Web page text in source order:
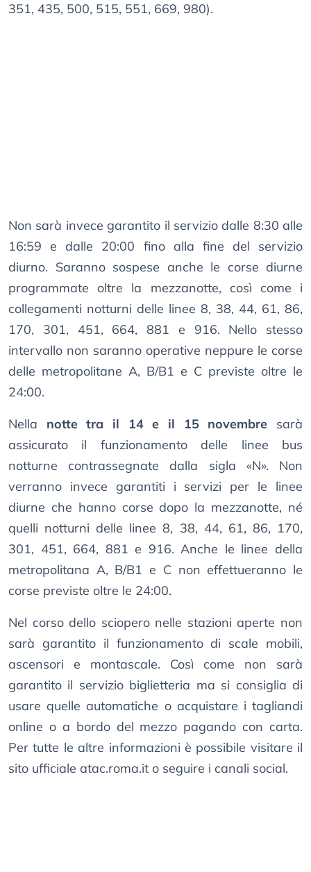
351, 435, 500, 515, 551, 669, 980).
Non sarà invece garantito il servizio dalle 8:30 alle
16:59 e dalle 20:00 fino alla fine del servizio
diurno. Saranno sospese anche le corse diurne
programmate oltre la mezzanotte, così come i
collegamenti notturni delle linee 8, 38, 44, 61, 86,
170, 301, 451, 664, 881 e 916. Nello stesso
intervallo non saranno operative neppure le corse
delle metropolitane A, B/B1 e C previste oltre le
24:00.
Nella notte tra il 14 e il 15 novembre sarà
assicurato il funzionamento delle linee bus
notturne contrassegnate dalla sigla «N». Non
verranno invece garantiti i servizi per le linee
diurne che hanno corse dopo la mezzanotte, né
quelli notturni delle linee 8, 38, 44, 61, 86, 170,
301, 451, 664, 881 e 916. Anche le linee della
metropolitana A, B/B1 e C non effettueranno le
corse previste oltre le 24:00.
Nel corso dello sciopero nelle stazioni aperte non
sarà garantito il funzionamento di scale mobili,
ascensori e montascale. Così come non sarà
garantito il servizio biglietteria ma si consiglia di
usare quelle automatiche o acquistare i tagliandi
online o a bordo del mezzo pagando con carta.
Per tutte le altre informazioni è possibile visitare il
sito ufficiale atac.roma.it o seguire i canali social.